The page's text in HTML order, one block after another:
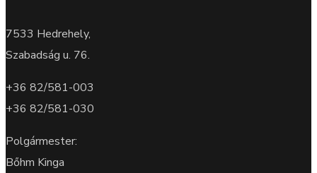
7533 Hedrehely,
Szabadság u. 76.
+36 82/581-003
+36 82/581-030
Polgármester:
Bőhm Kinga